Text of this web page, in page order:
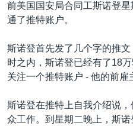
转
到
航
跳
转
检
索
最新国际新闻
中东
欧洲
美洲
分类新闻
人权·法律·宗教
科教·文娱·体健
劳工
热点专题
白宫要闻
美中关系
VOA视频
中文广播
前美国国安局合同工斯诺登
通了推特账户。
斯诺登首先发了几个字的推文
时之内，斯诺登已经有了18
关注一个推特账户 - 他的前雇
斯诺登在推特上自我介绍说
众工作。到星期二晚上，斯